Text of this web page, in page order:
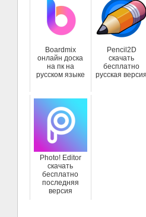
Boardmix
онлайн доска
на пк на
русском языке
Pencil2D
скачать
бесплатно
русская версия
Photo! Editor
скачать
бесплатно
последняя
версия